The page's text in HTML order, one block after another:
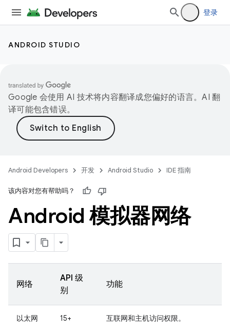
登录
ANDROID STUDIO
Google 会使用 AI 技术将内容翻译成您偏好的语言。AI 翻
译可能包含错误。
Android Developers 开发 Android Studio IDE 指南
该内容对您有帮助吗？
Android 模拟器网络
网络
API 级
别
功能
以太网 15+ 互联网和主机访问权限。